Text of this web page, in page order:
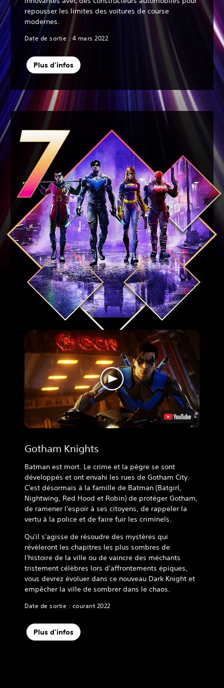
repousser les limites des voitures de course
modernes.
Date de sortie : 4 mars 2022
Plus d'infos
Gotham Knights
Batman est mort. Le crime et la pègre se sont
développés et ont envahi les rues de Gotham City.
C'est désormais à la famille de Batman (Batgirl,
Nightwing, Red Hood et Robin) de protéger Gotham,
de ramener l'espoir à ses citoyens, de rappeler la
vertu à la police et de faire fuir les criminels.
Qu'il s'agisse de résoudre des mystères qui
révèleront les chapitres les plus sombres de
l'histoire de la ville ou de vaincre des méchants
tristement célèbres lors d'affrontements épiques,
vous devrez évoluer dans ce nouveau Dark Knight et
empêcher la ville de sombrer dans le chaos.
Date de sortie : courant 2022
Plus d'infos